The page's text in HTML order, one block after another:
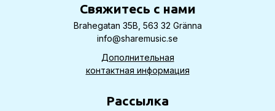
Cвяжитесь с нами
Brahegatan 35B, 563 32 Gränna
info@sharemusic.se
Дополнительная
контактная информация
Рассылка